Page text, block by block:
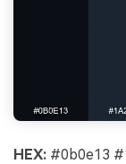
HEX: #0b0e13